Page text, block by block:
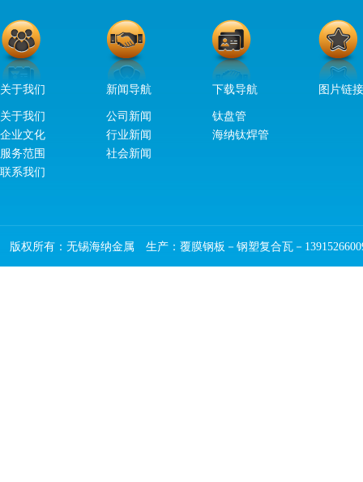
关于我们
关于我们
企业文化
服务范围
联系我们
新闻导航
公司新闻
行业新闻
社会新闻
下载导航
钛盘管
海纳钛焊管
图片链接
版权所有：无锡海纳金属 生产：覆膜钢板－钢塑复合瓦－